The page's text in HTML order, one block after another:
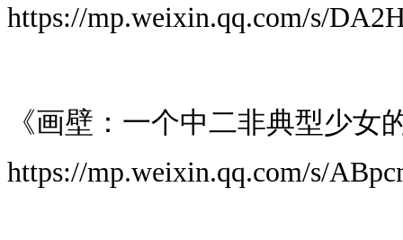
https://mp.weixin.qq.com/s/
《画壁：一个中二非典型少女
https://mp.weixin.qq.com/s/